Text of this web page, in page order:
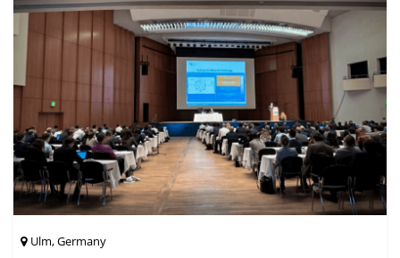
Ulm, Germany